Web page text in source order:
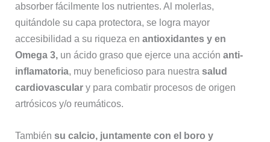
absorber fácilmente los nutrientes. Al molerlas,
quitándole su capa protectora, se logra mayor
accesibilidad a su riqueza enantioxidantes y en
Omega 3, un ácido graso que ejerce una acciónanti-
inflamatoria, muy beneficioso para nuestrasalud
cardiovascular y para combatir procesos de origen
artrósicos y/o reumáticos.
Tambiénsu calcio, juntamente con el boro y